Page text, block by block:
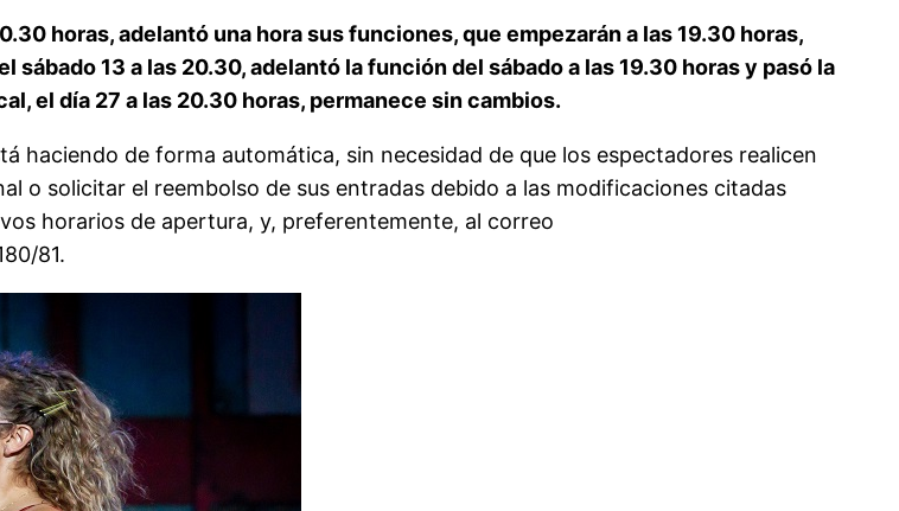
horas, adelantó una hora sus funciones, que empezarán a las 19.30 horas,
13 a las 20.30, adelantó la función del sábado a las 19.30 horas y pasó la
el día 27 a las 20.30 horas, permanece sin cambios.
haciendo de forma automática, sin necesidad de que los espectadores realicen
o solicitar el reembolso de sus entradas debido a las modificaciones citadas
horarios de apertura, y, preferentemente, al correo
81.